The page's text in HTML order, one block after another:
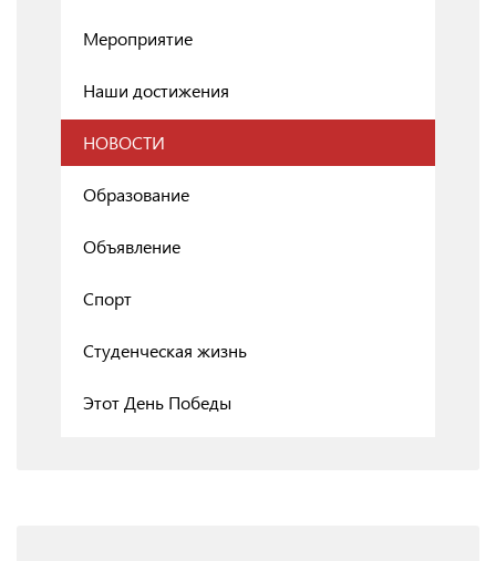
Мероприятие
Наши достижения
НОВОСТИ
Образование
Объявление
Спорт
Студенческая жизнь
Этот День Победы